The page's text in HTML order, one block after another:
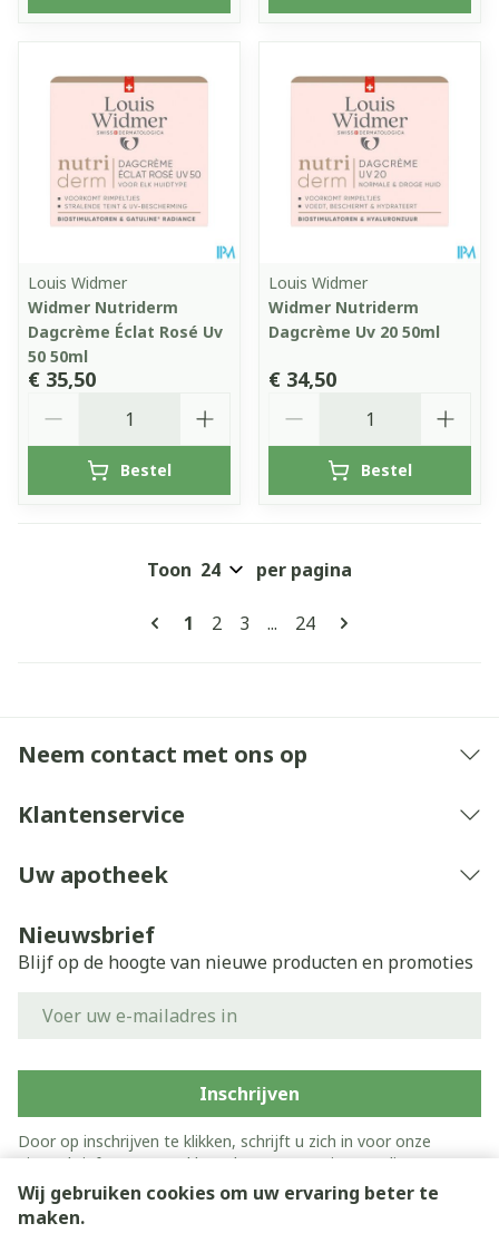
Wij gebruiken cookies om uw ervaring beter te
maken.
Louis Widmer
Widmer Nutriderm
Dagcrème Éclat Rosé Uv
50 50ml
€ 35,50
Bestel
Louis Widmer
Widmer Nutriderm
Dagcrème Uv 20 50ml
€ 34,50
Bestel
Pagina's
U lees momenteel pagina
1 Pagina
2 Pagina
3 ... Pagina
24
Toon per pagina
Neem contact met ons op
Klantenservice
Uw apotheek
Nieuwsbrief
Blijf op de hoogte van nieuwe producten en promoties
Inschrijven
Door op inschrijven te klikken, schrijft u zich in voor onze
nieuwsbrief en gaat u akkoord met onzeprivacy policy.